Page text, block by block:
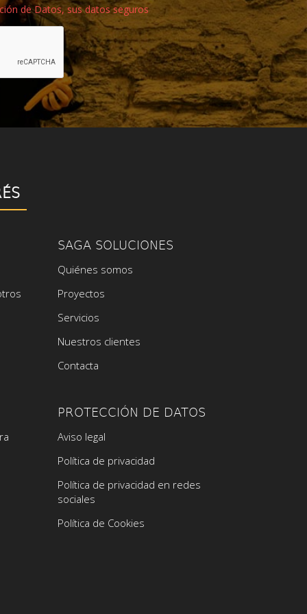
de Datos, sus datos seguros
SAGA SOLUCIONES
Quiénes somos
Proyectos
Servicios
Nuestros clientes
Contacta
PROTECCIÓN DE DATOS
Aviso legal
Política de privacidad
Política de privacidad en redes
sociales
Política de Cookies